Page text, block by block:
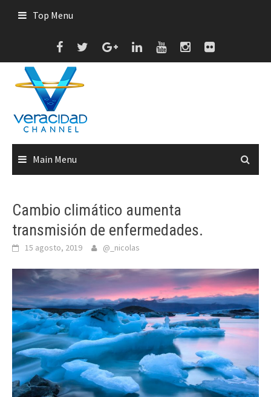
Top Menu
Main Menu
Cambio climático aumenta
transmisión de enfermedades.
15 agosto, 2019 @_nicolas